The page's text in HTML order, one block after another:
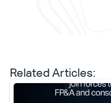
Related Articles: